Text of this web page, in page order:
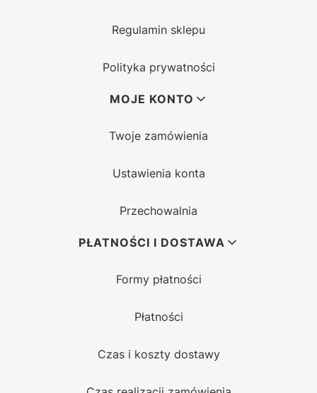
Regulamin sklepu
Polityka prywatności
MOJE KONTO
Twoje zamówienia
Ustawienia konta
Przechowalnia
PŁATNOŚCI I DOSTAWA
Formy płatności
Płatności
Czas i koszty dostawy